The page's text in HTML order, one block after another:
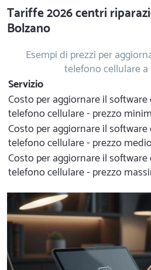
Tariffe 2026 centri
Bolzano
Esempi di prezzi per
telefono cellulare
Servizio
Costo per aggiornare il software
telefono cellulare - prezzo
Costo per aggiornare il software
telefono cellulare - prezzo medio
Costo per aggiornare il software
telefono cellulare - prezzo